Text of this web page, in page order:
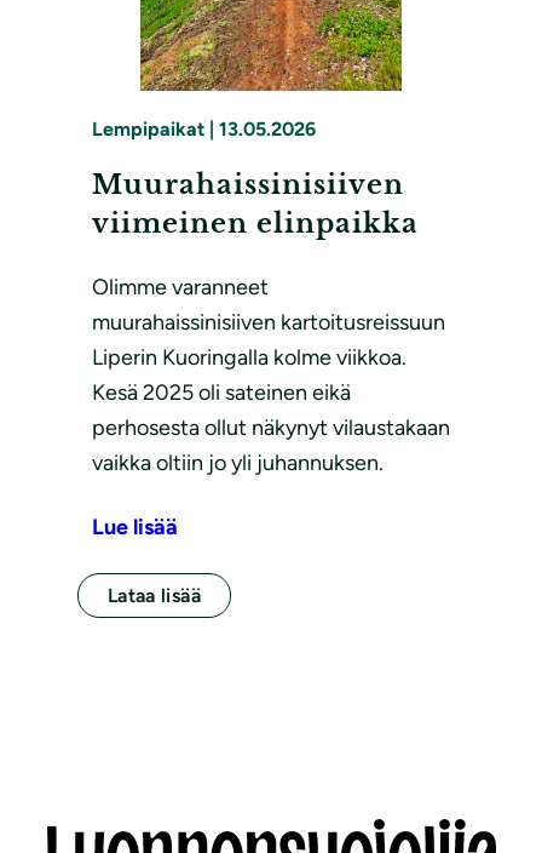
Lempipaikat | 13.05.2026
Muurahaissinisiiven
viimeinen elinpaikka
Olimme varanneet
muurahaissinisiiven kartoitusreissuun
Liperin Kuoringalla kolme viikkoa.
Kesä 2025 oli sateinen eikä
perhosesta ollut näkynyt vilaustakaan
vaikka oltiin jo yli juhannuksen.
Lue lisää
Lataa lisää